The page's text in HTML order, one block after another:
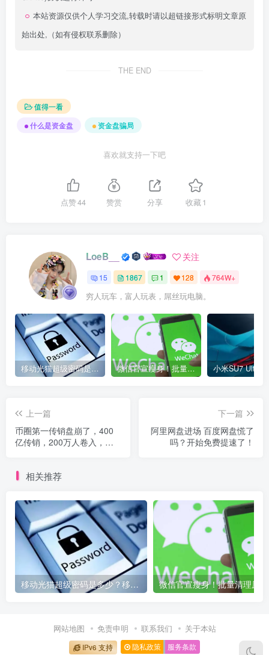
本站资源仅供个人学习交流,转载时请以超链接形式标明文章原
始出处,（如有侵权联系删除）
THE END
值得一看
什么是资金盘
资金盘骗局
喜欢就支持一下吧
点赞44 赞赏 分享 收藏1
LoeB__ 关注
15 1867 1 128 764W+
穷人玩车，富人玩表，屌丝玩电脑。
移动光猫超级密码是多少？移动光猫超级管理员后台账号与密码 微信官宣瘦身！批量清理原图新功能来了 安卓、iOS均可使用
上一篇
币圈第一传销盘崩了，400
亿传销，200万人卷入，主
下一篇
阿里网盘进场 百度网盘慌了
吗？开始免费提速了！
相关推荐
移动光猫超级密码是多少？移动光猫超级管理员后台账号与密码
网站地图 免责申明 联系我们 关于本站
IPv6 支持 隐私政策 服务条款